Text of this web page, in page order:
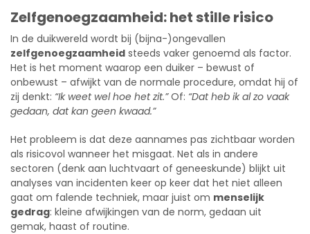
Zelfgenoegzaamheid: het stille risico
In de duikwereld wordt bij (bijna-)ongevallen
zelfgenoegzaamheid steeds vaker genoemd als factor.
Het is het moment waarop een duiker – bewust of
onbewust – afwijkt van de normale procedure, omdat hij of
zij denkt: “Ik weet wel hoe het zit.”Of: “Dat heb ik al zo vaak
gedaan, dat kan geen kwaad.”
Het probleem is dat deze aannames pas zichtbaar worden
als risicovol wanneer het misgaat. Net als in andere
sectoren (denk aan luchtvaart of geneeskunde) blijkt uit
analyses van incidenten keer op keer dat het niet alleen
gaat om falende techniek, maar juist om menselijk
gedrag: kleine afwijkingen van de norm, gedaan uit
gemak, haast of routine.